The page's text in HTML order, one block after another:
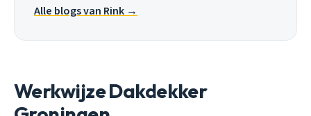
Alle blogs van Rink →
Werkwijze Dakdekker